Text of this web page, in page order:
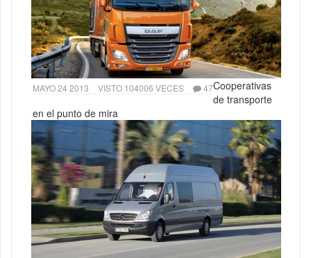
MAYO 24 2013 VISTO 104006 VECES 47Cooperativas
de transporte
en el punto de mira